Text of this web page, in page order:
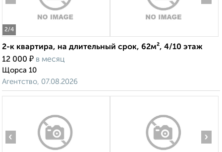
2/4
2-к квартира, на длительный срок, 62м², 4/10 этаж
12 000 ₽ в месяц
Щорса 10
Агентство, 07.08.2026
‹ ›